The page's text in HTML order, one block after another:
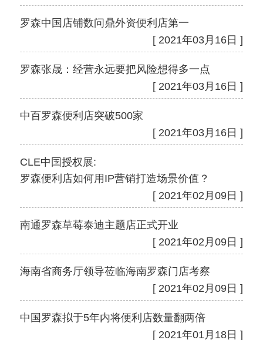
罗森中国店铺数问鼎外资便利店第一
[ 2021年03月16日 ]
罗森张晟：经营永远要把风险想得多一点
[ 2021年03月16日 ]
中百罗森便利店突破500家
[ 2021年03月16日 ]
CLE中国授权展:
罗森便利店如何用IP营销打造场景价值？
[ 2021年02月09日 ]
南通罗森草莓泰迪主题店正式开业
[ 2021年02月09日 ]
海南省商务厅领导莅临海南罗森门店考察
[ 2021年02月09日 ]
中国罗森拟于5年内将便利店数量翻两倍
[ 2021年01月18日 ]